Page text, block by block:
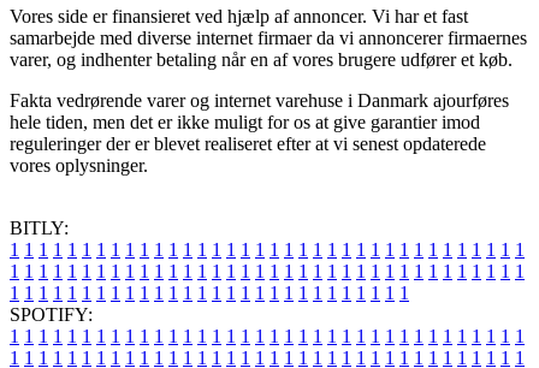
Vores side er finansieret ved hjælp af annoncer. Vi har et fast
samarbejde med diverse internet firmaer da vi annoncerer firmaernes
varer, og indhenter betaling når en af vores brugere udfører et køb.
Fakta vedrørende varer og internet varehuse i Danmark ajourføres
hele tiden, men det er ikke muligt for os at give garantier imod
reguleringer der er blevet realiseret efter at vi senest opdaterede
vores oplysninger.
BITLY:
1 1 1 1 1 1 1 1 1 1 1 1 1 1 1 1 1 1 1 1 1 1 1 1 1 1 1 1 1 1 1 1 1 1 1 1
1 1 1 1 1 1 1 1 1 1 1 1 1 1 1 1 1 1 1 1 1 1 1 1 1 1 1 1 1 1 1 1 1 1 1 1
1 1 1 1 1 1 1 1 1 1 1 1 1 1 1 1 1 1 1 1 1 1 1 1 1 1 1 1
SPOTIFY:
1 1 1 1 1 1 1 1 1 1 1 1 1 1 1 1 1 1 1 1 1 1 1 1 1 1 1 1 1 1 1 1 1 1 1 1
1 1 1 1 1 1 1 1 1 1 1 1 1 1 1 1 1 1 1 1 1 1 1 1 1 1 1 1 1 1 1 1 1 1 1 1